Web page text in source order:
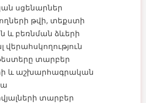
սցենարներ
թվի, տեքստի
և բեռնման ձևերի
վերահսկողություն
տարբեր
և աշխարհագրական
տարբեր